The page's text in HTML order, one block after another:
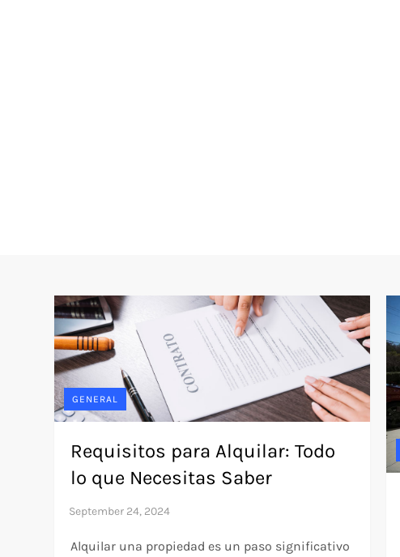
GENERAL
Requisitos para Alquilar: Todo
lo que Necesitas Saber
Alquilar una propiedad es un paso significativo